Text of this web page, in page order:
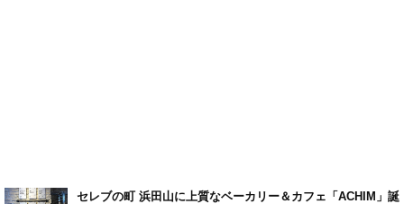
セレブの町 浜田山に上質なベーカリー＆カフェ「ACHIM」誕